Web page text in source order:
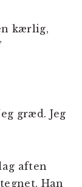
kærlig,
græd. Jeg
aften
Han